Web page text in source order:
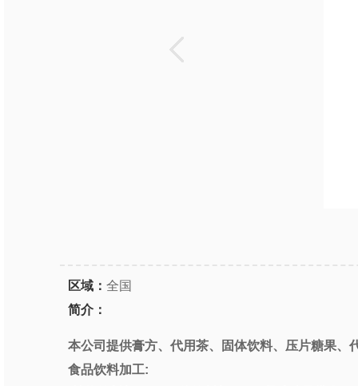
区域： 全国
简介：
本公司提供膏方、代用茶、固体饮料、压片糖果
食品饮料加工: